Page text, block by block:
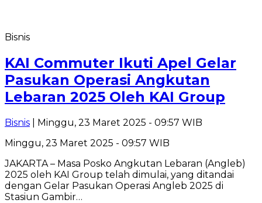
Bisnis
KAI Commuter Ikuti Apel Gelar
Pasukan Operasi Angkutan
Lebaran 2025 Oleh KAI Group
Bisnis | Minggu, 23 Maret 2025 - 09:57 WIB
Minggu, 23 Maret 2025 - 09:57 WIB
JAKARTA – Masa Posko Angkutan Lebaran (Angleb)
2025 oleh KAI Group telah dimulai, yang ditandai
dengan Gelar Pasukan Operasi Angleb 2025 di
Stasiun Gambir…